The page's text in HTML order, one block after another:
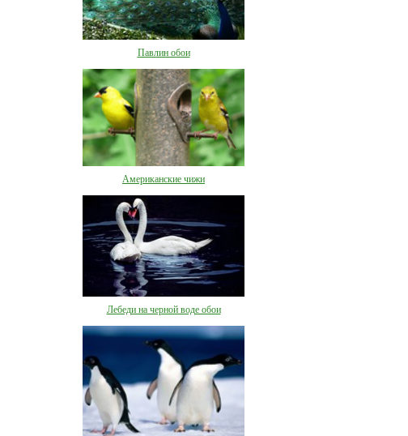
Павлин обои
Американские чижи
Лебеди на черной воде обои